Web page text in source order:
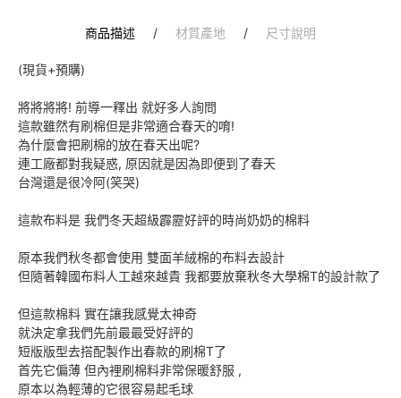
商品描述 / 材質產地 / 尺寸說明
(現貨+預購)
將將將將! 前導一釋出 就好多人詢問
這款雖然有刷棉但是非常適合春天的唷!
為什麼會把刷棉的放在春天出呢?
連工廠都對我疑惑, 原因就是因為即便到了春天
台灣還是很冷阿(笑哭)
這款布料是 我們冬天超級霹靂好評的時尚奶奶的棉料
原本我們秋冬都會使用 雙面羊絨棉的布料去設計
但隨著韓國布料人工越來越貴 我都要放棄秋冬大學棉T的設計款了
但這款棉料 實在讓我感覺太神奇
就決定拿我們先前最最受好評的
短版版型去搭配製作出春款的刷棉T了
首先它偏薄 但內裡刷棉料非常保暖舒服 ,
原本以為輕薄的它很容易起毛球